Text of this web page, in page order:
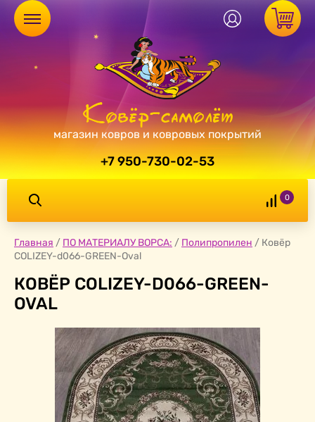
магазин ковров и ковровых покрытий
+7 950-730-02-53
0
Главная / ПО МАТЕРИАЛУ ВОРСА: / Полипропилен / Ковёр
COLIZEY-d066-GREEN-Oval
КОВЁР COLIZEY-D066-GREEN-
OVAL